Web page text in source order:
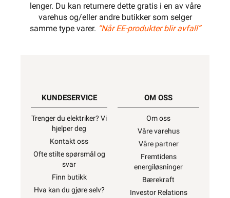
lenger. Du kan returnere dette gratis i en av våre
varehus og/eller andre butikker som selger
samme type varer. “Når EE-produkter blir avfall”
KUNDESERVICE
Trenger du elektriker? Vi
hjelper deg
Kontakt oss
Ofte stilte spørsmål og
svar
Finn butikk
Hva kan du gjøre selv?
OM OSS
Om oss
Våre varehus
Våre partner
Fremtidens
energiløsninger
Bærekraft
Investor Relations